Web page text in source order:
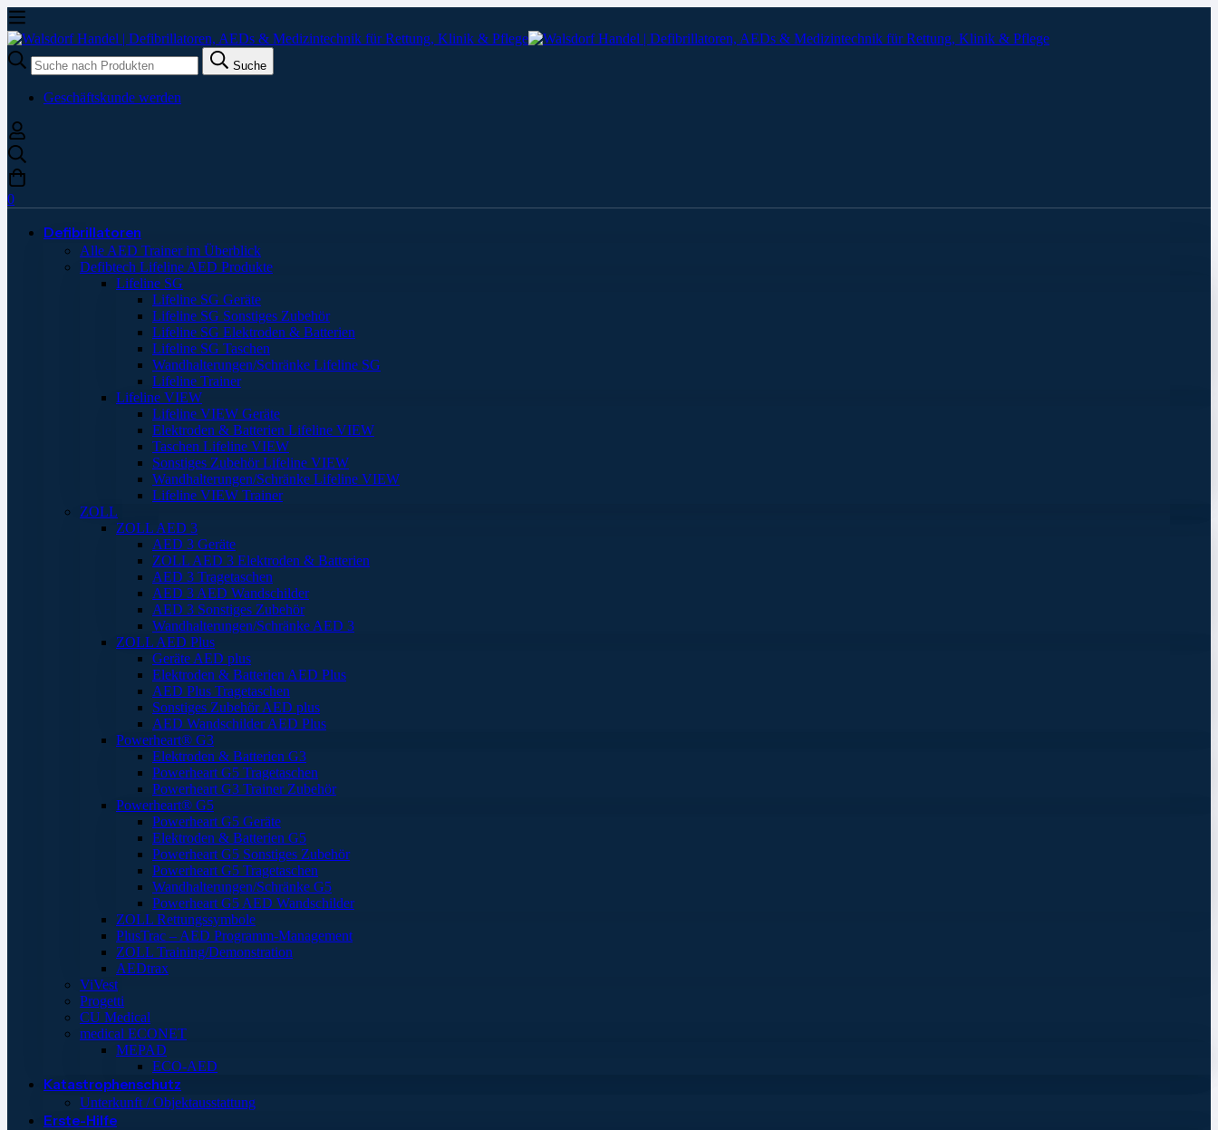
Suche
nach:
Suche
Geschäftskunde werden
0
Defibrillatoren
Alle AED Trainer im Überblick
Defibtech Lifeline AED Produkte
Lifeline SG
Lifeline SG Geräte
Lifeline SG Sonstiges Zubehör
Lifeline SG Elektroden & Batterien
Lifeline SG Taschen
Wandhalterungen/Schränke Lifeline SG
Lifeline Trainer
Lifeline VIEW
Lifeline VIEW Geräte
Elektroden & Batterien Lifeline VIEW
Taschen Lifeline VIEW
Sonstiges Zubehör Lifeline VIEW
Wandhalterungen/Schränke Lifeline VIEW
Lifeline VIEW Trainer
ZOLL
ZOLL AED 3
AED 3 Geräte
ZOLL AED 3 Elektroden & Batterien
AED 3 Tragetaschen
AED 3 AED Wandschilder
AED 3 Sonstiges Zubehör
Wandhalterungen/Schränke AED 3
ZOLL AED Plus
Geräte AED plus
Elektroden & Batterien AED Plus
AED Plus Tragetaschen
Sonstiges Zubehör AED plus
AED Wandschilder AED Plus
Powerheart® G3
Elektroden & Batterien G3
Powerheart G5 Tragetaschen
Powerheart G3 Trainer Zubehör
Powerheart® G5
Powerheart G5 Geräte
Elektroden & Batterien G5
Powerheart G5 Sonstiges Zubehör
Powerheart G5 Tragetaschen
Wandhalterungen/Schränke G5
Powerheart G5 AED Wandschilder
ZOLL Rettungssymbole
PlusTrac – AED Programm-Management
ZOLL Training/Demonstration
AEDtrax
ViVest
Progetti
CU Medical
medical ECONET
MEPAD
ECO-AED
Katastrophenschutz
Unterkunft / Objektausstattung
Erste-Hilfe